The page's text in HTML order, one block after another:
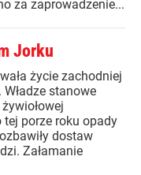
za zaprowadzenie...
Jorku
życie zachodniej
stanowe
tej porze roku opady
dostaw
Załamanie